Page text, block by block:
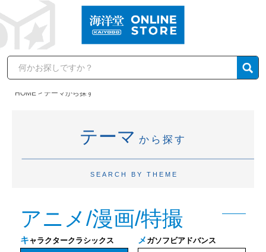
HOME テーマから探す
テーマ から探す
SEARCH BY THEME
アニメ/漫画/特撮
キ ャラクタークラシックス メ ガソフビアドバンス